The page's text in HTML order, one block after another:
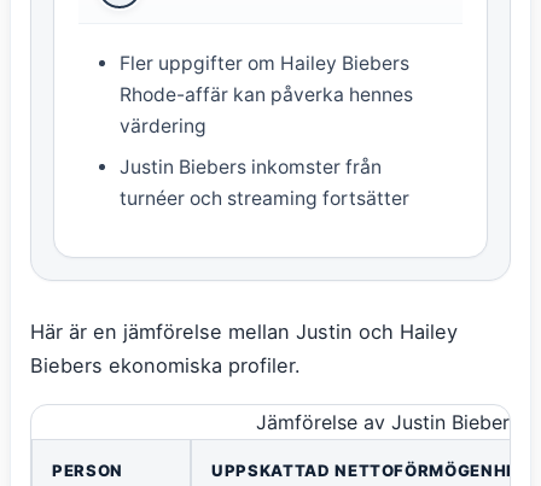
Fler uppgifter om Hailey Biebers
Rhode-affär kan påverka hennes
värdering
Justin Biebers inkomster från
turnéer och streaming fortsätter
Här är en jämförelse mellan Justin och Hailey
Biebers ekonomiska profiler.
Jämförelse av Justin Bieber
PERSON UPPSKATTAD NETTOFÖRMÖGENHET